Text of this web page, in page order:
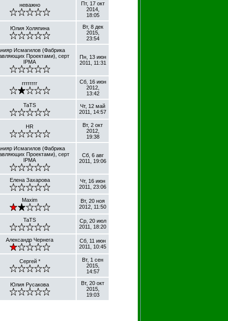
неважно
Пт, 17 окт
2014,
18:05
Юлия Холяпина
Вт, 8 дек
2015,
23:54
Исмагилов (Фабрика
Проектами), серт
IPMA
Пн, 13 июн
2011, 11:31
rrrrrrrr
Сб, 16 июн
2012,
13:42
TaTS
Чт, 12 май
2011, 14:57
HR
Вт, 2 окт
2012,
19:38
Исмагилов (Фабрика
Проектами), серт
IPMA
Сб, 6 авг
2011, 19:06
Елена Захарова
Чт, 16 июн
2011, 23:06
Maxim
Вт, 20 ноя
2012, 11:50
TaTS
Ср, 20 июл
2011, 18:20
Александр Чернега
Сб, 11 июн
2011, 10:45
Сергей *
Вт, 1 сен
2015,
14:57
Юлия Русакова
Вт, 20 окт
2015,
19:03